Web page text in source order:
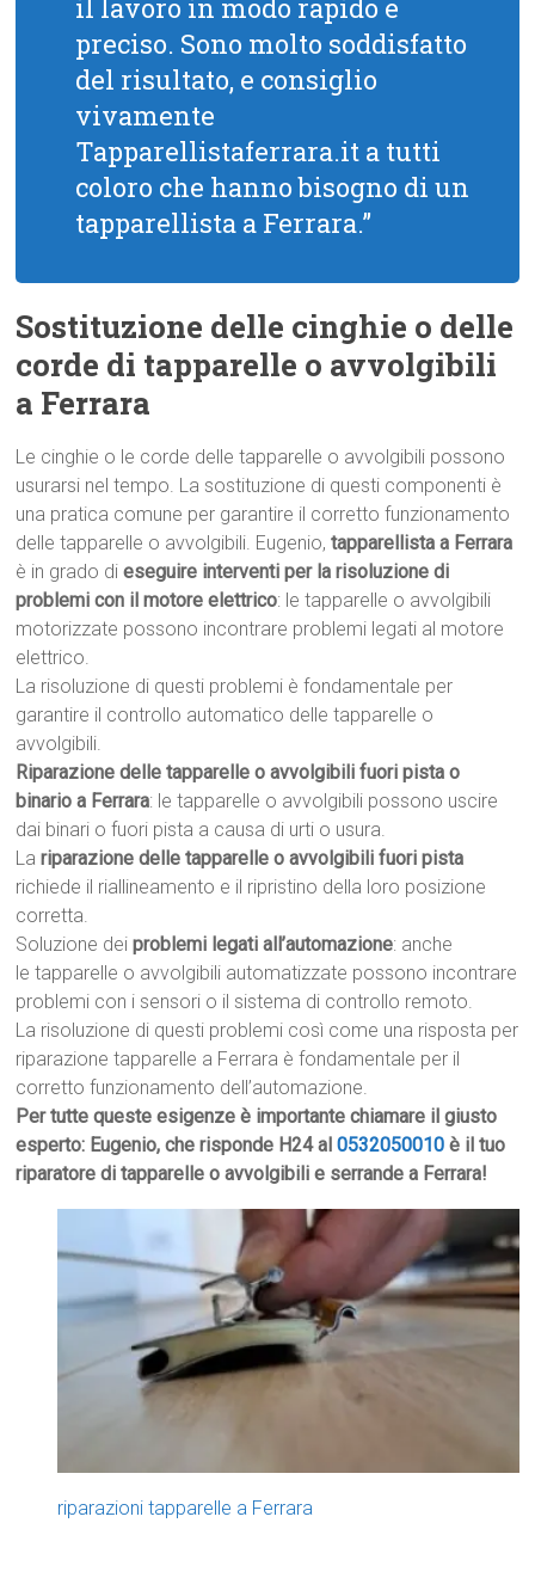
il lavoro in modo rapido e
preciso. Sono molto soddisfatto
del risultato, e consiglio
vivamente
Tapparellistaferrara.it a tutti
coloro che hanno bisogno di un
tapparellista a Ferrara.”
Sostituzione delle cinghie o delle
corde di tapparelle o avvolgibili
a Ferrara
Le cinghie o le corde delle tapparelle o avvolgibili possono
usurarsi nel tempo. La sostituzione di questi componenti è
una pratica comune per garantire il corretto funzionamento
delle tapparelle o avvolgibili. Eugenio,tapparellista a Ferrara
è in grado dieseguire interventi per la risoluzione di
problemi con il motore elettrico: le tapparelle o avvolgibili
motorizzate possono incontrare problemi legati al motore
elettrico.
La risoluzione di questi problemi è fondamentale per
garantire il controllo automatico delle tapparelle o
avvolgibili.
Riparazione delle tapparelle o avvolgibili fuori pista o
binario a Ferrara: le tapparelle o avvolgibili possono uscire
dai binari o fuori pista a causa di urti o usura.
Lariparazione delle tapparelle o avvolgibili fuori pista
richiede il riallineamento e il ripristino della loro posizione
corretta.
Soluzione deiproblemi legati all’automazione: anche
le tapparelle o avvolgibili automatizzate possono incontrare
problemi con i sensori o il sistema di controllo remoto.
La risoluzione di questi problemi così come una risposta per
riparazione tapparelle a Ferrara è fondamentale per il
corretto funzionamento dell’automazione.
Per tutte queste esigenze è importante chiamare il giusto
esperto: Eugenio, che risponde H24 al0532050010 è il tuo
riparatore di tapparelle o avvolgibili e serrande a Ferrara!
riparazioni tapparelle a Ferrara